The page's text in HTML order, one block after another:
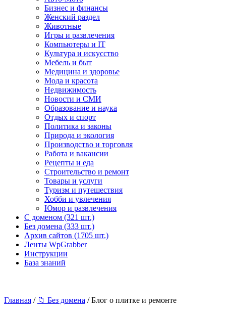
Бизнес и финансы
Женский раздел
Животные
Игры и развлечения
Компьютеры и IT
Культура и искусство
Мебель и быт
Медицина и здоровье
Мода и красота
Недвижимость
Новости и СМИ
Образование и наука
Отдых и спорт
Политика и законы
Природа и экология
Производство и торговля
Работа и вакансии
Рецепты и еда
Строительство и ремонт
Товары и услуги
Туризм и путешествия
Хобби и увлечения
Юмор и развлечения
С доменом (321 шт.)
Без домена (333 шт.)
Архив сайтов (1705 шт.)
Ленты WpGrabber
Инструкции
База знаний
Главная / 📁 Без домена / Блог о плитке и ремонте